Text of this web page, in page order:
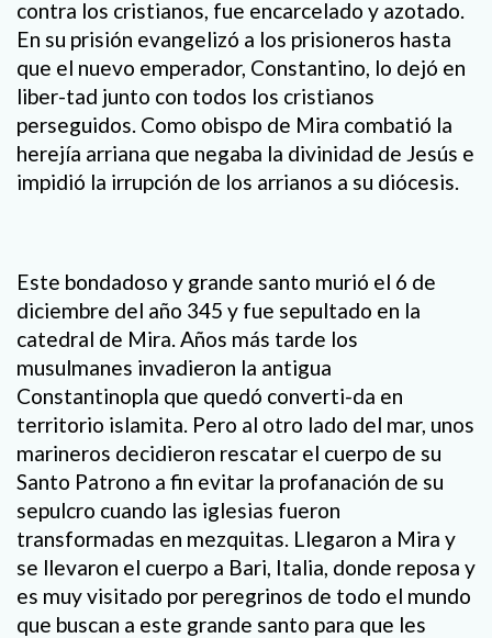
contra los cristianos, fue encarcelado y azotado.
En su prisión evangelizó a los prisioneros hasta
que el nuevo emperador, Constantino, lo dejó en
liber-tad junto con todos los cristianos
perseguidos. Como obispo de Mira combatió la
herejía arriana que negaba la divinidad de Jesús e
impidió la irrupción de los arrianos a su diócesis.
Este bondadoso y grande santo murió el 6 de
diciembre del año 345 y fue sepultado en la
catedral de Mira. Años más tarde los
musulmanes invadieron la antigua
Constantinopla que quedó converti-da en
territorio islamita. Pero al otro lado del mar, unos
marineros decidieron rescatar el cuerpo de su
Santo Patrono a fin evitar la profanación de su
sepulcro cuando las iglesias fueron
transformadas en mezquitas. Llegaron a Mira y
se llevaron el cuerpo a Bari, Italia, donde reposa y
es muy visitado por peregrinos de todo el mundo
que buscan a este grande santo para que les